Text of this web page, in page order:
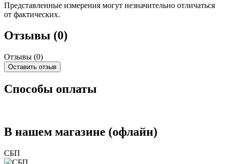
Представленные измерения могут незначительно отличаться
от фактических.
Отзывы (0)
Отзывы (0)
Оставить отзыв
Способы оплаты
В нашем магазине (офлайн)
СБП